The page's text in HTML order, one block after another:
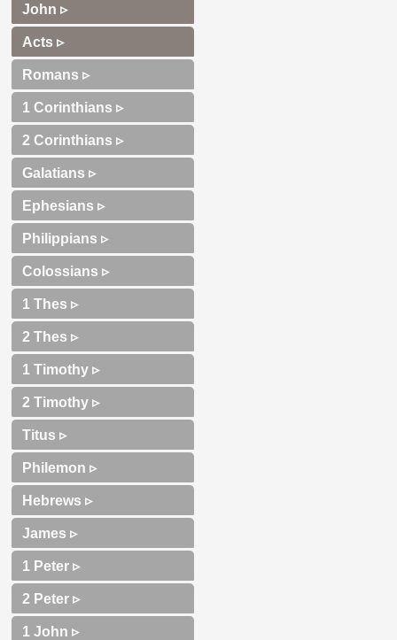
John ▹
Acts ▹
Romans ▹
1 Corinthians ▹
2 Corinthians ▹
Galatians ▹
Ephesians ▹
Philippians ▹
Colossians ▹
1 Thes ▹
2 Thes ▹
1 Timothy ▹
2 Timothy ▹
Titus ▹
Philemon ▹
Hebrews ▹
James ▹
1 Peter ▹
2 Peter ▹
1 John ▹